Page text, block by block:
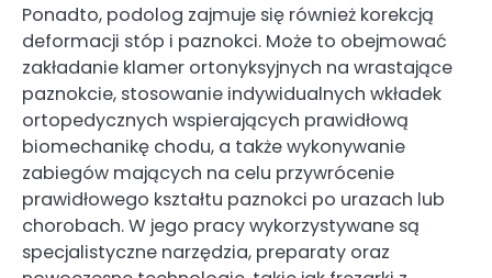
Ponadto, podolog zajmuje się również korekcją
deformacji stóp i paznokci. Może to obejmować
zakładanie klamer ortonyksyjnych na wrastające
paznokcie, stosowanie indywidualnych wkładek
ortopedycznych wspierających prawidłową
biomechanikę chodu, a także wykonywanie
zabiegów mających na celu przywrócenie
prawidłowego kształtu paznokci po urazach lub
chorobach. W jego pracy wykorzystywane są
specjalistyczne narzędzia, preparaty oraz